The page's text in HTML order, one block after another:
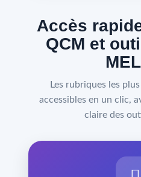
Accès
QCM et
Les rubriques les
accessibles en un clic,
claire des